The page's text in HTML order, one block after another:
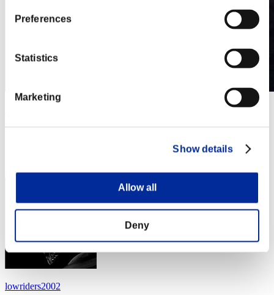
Preferences
Statistics
Marketing
Show details
Allow all
Deny
Punteggio:Lv:1/07'10"93
lowriders2002